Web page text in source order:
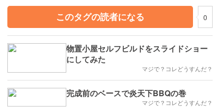
このタグの読者になる
0
物置小屋セルフビルドをスライドショー
にしてみた
マジで？コレどうすんだ？
完成前のベースで炎天下BBQの巻
マジで？コレどうすんだ？